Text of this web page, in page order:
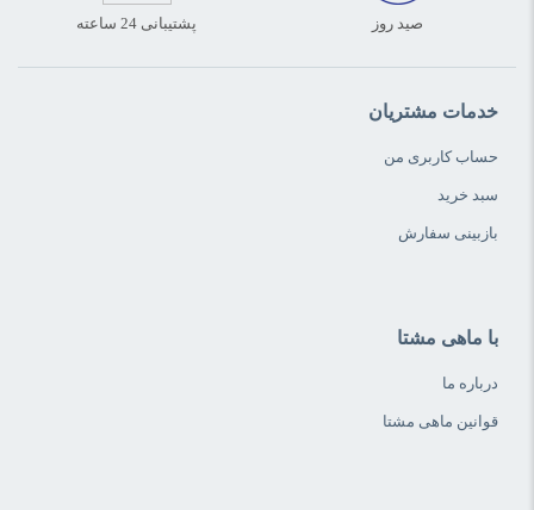
صید روز پشتیبانی 24 ساعته
خدمات مشتریان
حساب کاربری من
سبد خرید
بازبینی سفارش
با ماهی مشتا
درباره ما
قوانین ماهی مشتا